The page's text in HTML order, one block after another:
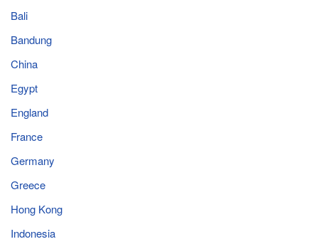
Bali
Bandung
China
Egypt
England
France
Germany
Greece
Hong Kong
Indonesia